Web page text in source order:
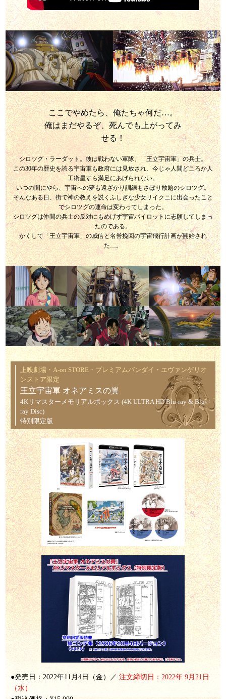
ここでやめたら、俺たちゃ何だ…。
俺はまだやるぞ、死んでも上がってみ
せる！
シロツグ・ラーダット。彼は戦わない軍隊、「王立宇宙軍」の兵士。
この30年の歴史を誇る宇宙軍も政府には見放され、今じゃ人間どころか人
工衛星すら満足にあげられない。
いつの間にやら、宇宙への夢も遠ざかり訓練もさぼり放題のシロツグ。
そんなある日、街で神の教えを説くふしぎな少女リイクニに出会ったこと
でシロツグの運命は変わってしまった。
シロツグは仲間の兵士の反対にもめげず宇宙パイロットに志願してしまっ
たのである。
かくして「王立宇宙軍」の威信と名誉挽回の宇宙飛行計画が開始され
た…。
上映劇場・A-on STORE・プレミアムバンダイ・エヴァンゲリオ
ンストア限定
王立宇宙軍 オネアミスの翼
4Kリマスターメモリアルボックス (4K ULTRA HD Blu-ray & Blu-
ray Disc)
特別限定版
●発売日：2022年11月4日（金）／注文締切日：2022年 9月21日
（水）